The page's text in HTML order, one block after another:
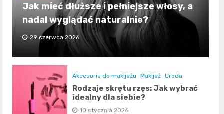
Jak mieć dłuższe i pełniejsze włosy, a
nadal wyglądać naturalnie?
29 czerwca 2026
Akcesoria do makijażu Makijaż Uroda
Rodzaje skrętu rzęs: Jak wybrać
idealny dla siebie?
10 stycznia 2026